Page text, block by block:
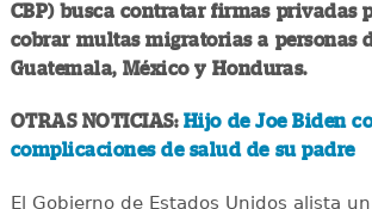
CBP) busca contratar firmas privadas
cobrar multas migratorias a personas
Guatemala, México y Honduras.
OTRAS NOTICIAS:Hijo de Joe Biden
complicaciones de salud de su padre
El Gobierno de Estados Unidos alista